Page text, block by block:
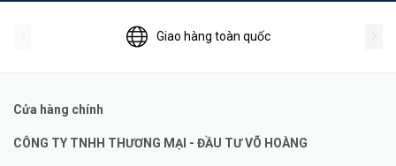
Giao hàng toàn quốc
Cửa hàng chính
CÔNG TY TNHH THƯƠNG MẠI - ĐẦU TƯ VÕ HOÀNG